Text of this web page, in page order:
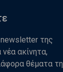
της
ακίνητα,
θέματα